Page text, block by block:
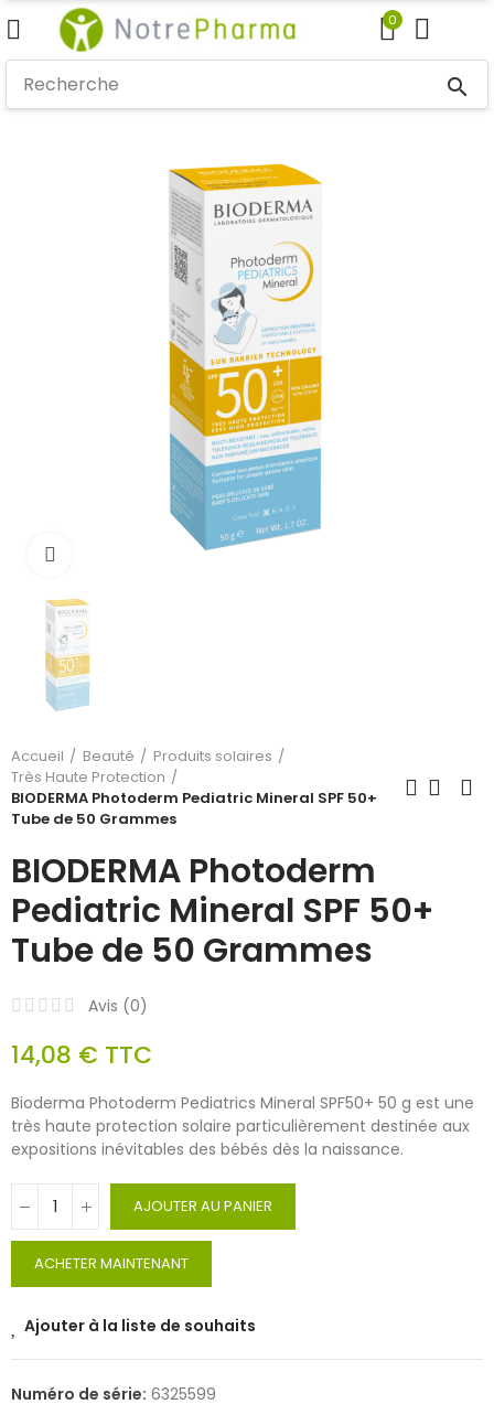
0
search
Cliquez pour agrandir
Accueil Beauté
Produits solaires
Très Haute Protection
BIODERMA Photoderm Pediatric Mineral SPF 50+
Tube de 50 Grammes
BIODERMA Photoderm
Pediatric Mineral SPF 50+
Tube de 50 Grammes
Avis (0)
14,08 € TTC
Bioderma Photoderm Pediatrics Mineral SPF50+ 50 g est une
très haute protection solaire particulièrement destinée aux
expositions inévitables des bébés dès la naissance.
AJOUTER AU PANIER
ACHETER MAINTENANT
Ajouter à la liste de souhaits
Numéro de série: 6325599